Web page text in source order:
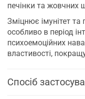
печінки та жовчних
Зміцнює імунітет та
особливо в період
психоемоційних
властивості,
Спосіб